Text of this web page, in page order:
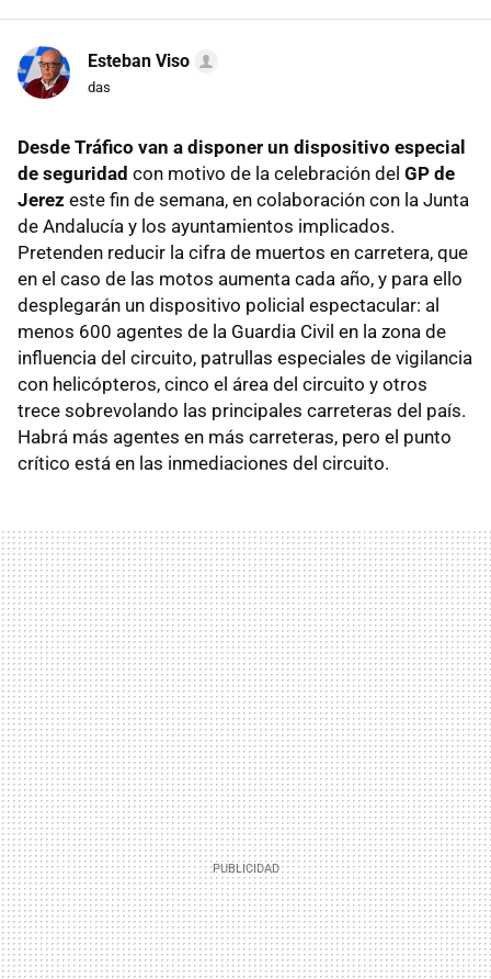
Esteban Viso
das
Desde Tráfico van a disponer un dispositivo especial
de seguridad con motivo de la celebración del GP de
Jerez este fin de semana, en colaboración con la Junta
de Andalucía y los ayuntamientos implicados.
Pretenden reducir la cifra de muertos en carretera, que
en el caso de las motos aumenta cada año, y para ello
desplegarán un dispositivo policial espectacular: al
menos 600 agentes de la Guardia Civil en la zona de
influencia del circuito, patrullas especiales de vigilancia
con helicópteros, cinco el área del circuito y otros
trece sobrevolando las principales carreteras del país.
Habrá más agentes en más carreteras, pero el punto
crítico está en las inmediaciones del circuito.